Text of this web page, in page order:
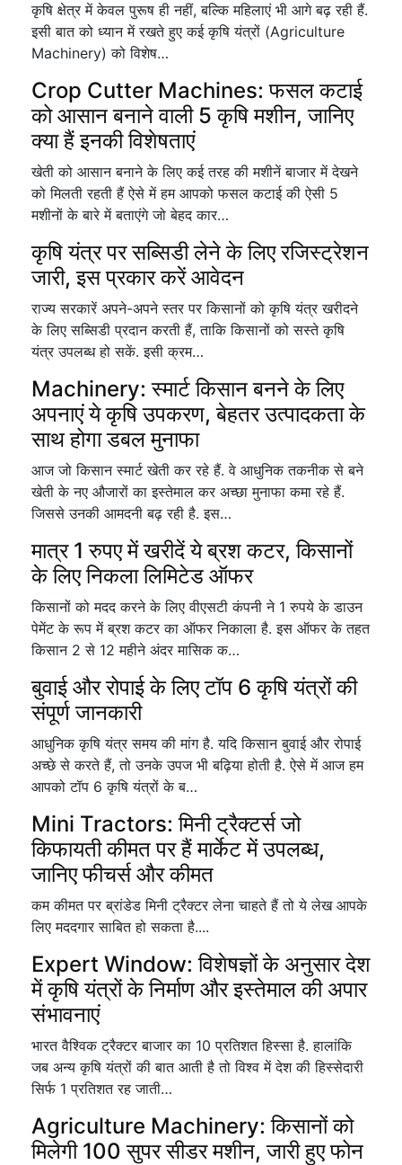
कृषि क्षेत्र में केवल पुरूष ही नहीं, बल्कि महिलाएं भी आगे बढ़ रही हैं.
इसी बात को ध्यान में रखते हुए कई कृषि यंत्रों (Agriculture
Machinery) को विशेष…
Crop Cutter Machines: फसल कटाई
को आसान बनाने वाली 5 कृषि मशीन, जानिए
क्या हैं इनकी विशेषताएं
खेती को आसान बनाने के लिए कई तरह की मशीनें बाजार में देखने
को मिलती रहती हैं ऐसे में हम आपको फसल कटाई की ऐसी 5
मशीनों के बारे में बताएंगे जो बेहद कार…
कृषि यंत्र पर सब्सिडी लेने के लिए रजिस्ट्रेशन
जारी, इस प्रकार करें आवेदन
राज्य सरकारें अपने-अपने स्तर पर किसानों को कृषि यंत्र खरीदने
के लिए सब्सिडी प्रदान करती हैं, ताकि किसानों को सस्ते कृषि
यंत्र उपलब्ध हो सकें. इसी क्रम…
Machinery: स्मार्ट किसान बनने के लिए
अपनाएं ये कृषि उपकरण, बेहतर उत्पादकता के
साथ होगा डबल मुनाफा
आज जो किसान स्मार्ट खेती कर रहे हैं. वे आधुनिक तकनीक से बने
खेती के नए औजारों का इस्तेमाल कर अच्छा मुनाफा कमा रहे हैं.
जिससे उनकी आमदनी बढ़ रही है. इस…
मात्र 1 रुपए में खरीदें ये ब्रश कटर, किसानों
के लिए निकला लिमिटेड ऑफर
किसानों को मदद करने के लिए वीएसटी कंपनी ने 1 रुपये के डाउन
पेमेंट के रूप में ब्रश कटर का ऑफर निकाला है. इस ऑफर के तहत
किसान 2 से 12 महीने अंदर मासिक क…
बुवाई और रोपाई के लिए टॉप 6 कृषि यंत्रों की
संपूर्ण जानकारी
आधुनिक कृषि यंत्र समय की मांग है. यदि किसान बुवाई और रोपाई
अच्छे से करते हैं, तो उनके उपज भी बढ़िया होती है. ऐसे में आज हम
आपको टॉप 6 कृषि यंत्रों के ब…
Mini Tractors: मिनी ट्रैक्टर्स जो
किफायती कीमत पर हैं मार्केट में उपलब्ध,
जानिए फीचर्स और कीमत
कम कीमत पर ब्रांडेड मिनी ट्रैक्टर लेना चाहते हैं तो ये लेख आपके
लिए मददगार साबित हो सकता है....
Expert Window: विशेषज्ञों के अनुसार देश
में कृषि यंत्रों के निर्माण और इस्तेमाल की अपार
संभावनाएं
भारत वैश्विक ट्रैक्टर बाजार का 10 प्रतिशत हिस्सा है. हालांकि
जब अन्य कृषि यंत्रों की बात आती है तो विश्व में देश की हिस्सेदारी
सिर्फ 1 प्रतिशत रह जाती…
Agriculture Machinery: किसानों को
मिलेगी 100 सुपर सीडर मशीन, जारी हुए फोन